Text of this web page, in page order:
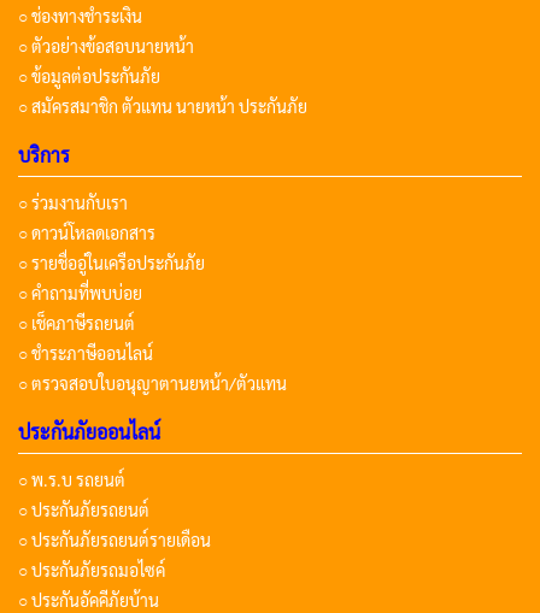
○ ช่องทางชำระเงิน
○ ตัวอย่างข้อสอบนายหน้า
○ ข้อมูลต่อประกันภัย
○ สมัครสมาชิก ตัวแทน นายหน้า ประกันภัย
บริการ
○ ร่วมงานกับเรา
○ ดาวน์โหลดเอกสาร
○ รายชื่ออู่ในเครือประกันภัย
○ คำถามที่พบบ่อย
○ เช็คภาษีรถยนต์
○ ชำระภาษีออนไลน์
○ ตรวจสอบใบอนุญาตานยหน้า/ตัวแทน
ประกันภัยออนไลน์
○ พ.ร.บ รถยนต์
○ ประกันภัยรถยนต์
○ ประกันภัยรถยนต์รายเดือน
○ ประกันภัยรถมอไซค์
○ ประกันอัคคีภัยบ้าน